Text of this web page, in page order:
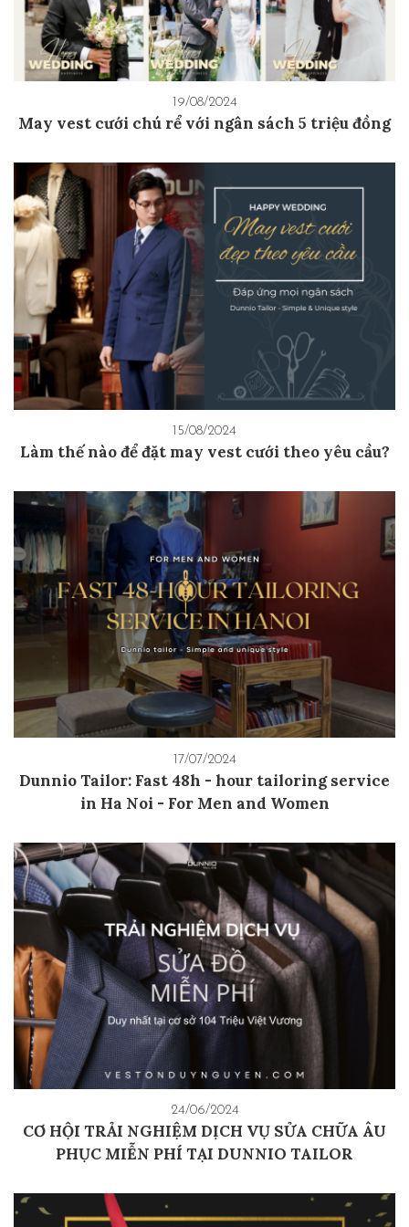
19/08/2024
May vest cưới chú rể với ngân sách 5 triệu đồng
15/08/2024
Làm thế nào để đặt may vest cưới theo yêu cầu?
17/07/2024
Dunnio Tailor: Fast 48h - hour tailoring service
in Ha Noi - For Men and Women
24/06/2024
CƠ HỘI TRẢI NGHIỆM DỊCH VỤ SỬA CHỮA ÂU
PHỤC MIỄN PHÍ TẠI DUNNIO TAILOR